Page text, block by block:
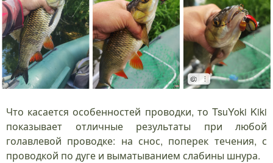
Что касается особенностей проводки, то TsuYoki Kiki
показывает отличные результаты при любой
голавлевой проводке: на снос, поперек течения, с
проводкой по дуге и выматыванием слабины шнура.